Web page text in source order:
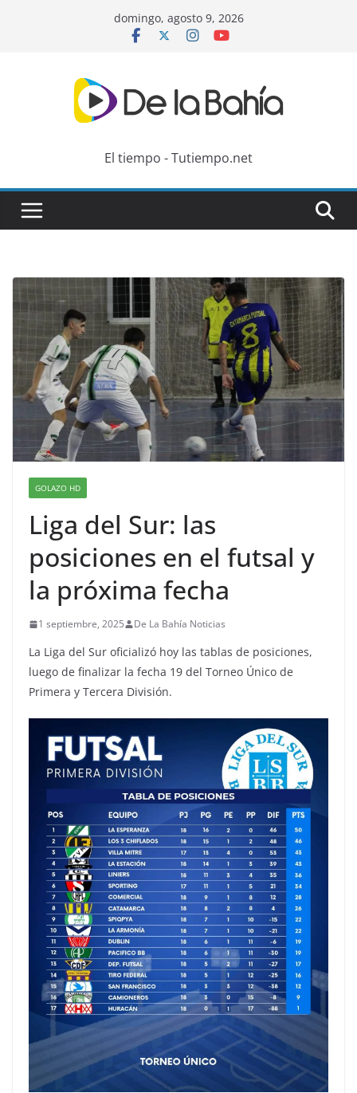
domingo, agosto 9, 2026
El tiempo - Tutiempo.net
GOLAZO HD
Liga del Sur: las
posiciones en el futsal y
la próxima fecha
1 septiembre, 2025 De La Bahía Noticias
La Liga del Sur oficializó hoy las tablas de posiciones,
luego de finalizar la fecha 19 del Torneo Único de
Primera y Tercera División.